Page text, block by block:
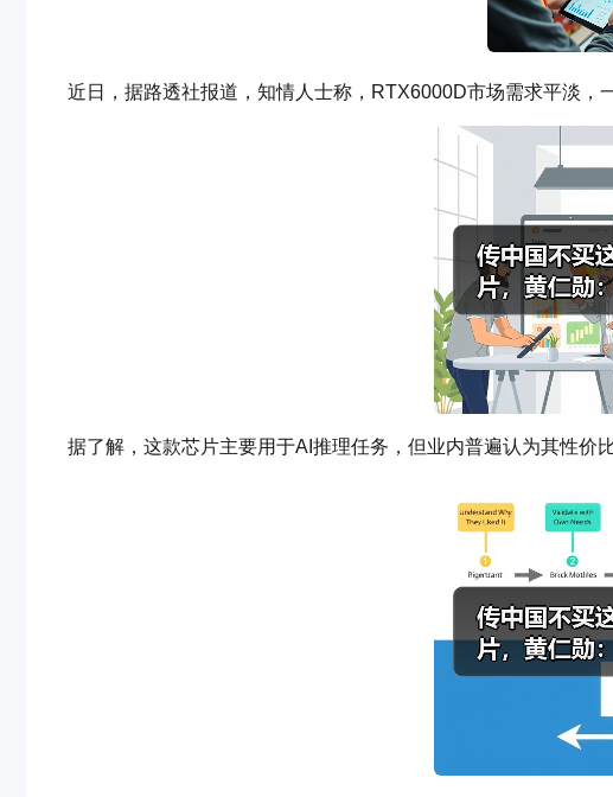
近日，据路透社报道，知情人士称，RTX6000D市场需求平淡，
据了解，这款芯片主要用于AI推理任务，但业内普遍认为其性价比